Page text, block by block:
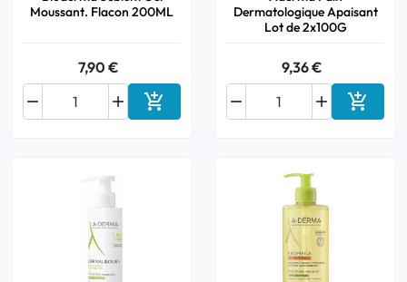
Moussant. Flacon 200ML
7,90 €

 Ajouter au panier
Dermatologique Apaisant
Lot de 2x100G
9,36 €

 